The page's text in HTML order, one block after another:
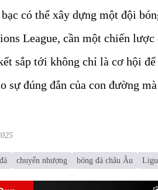
có thể xây dựng một đội
League, cần một chiến lược
sắp tới không chỉ là cơ hội để
sự đúng đắn của con đường
chuyển nhượng bóng đá châu Âu